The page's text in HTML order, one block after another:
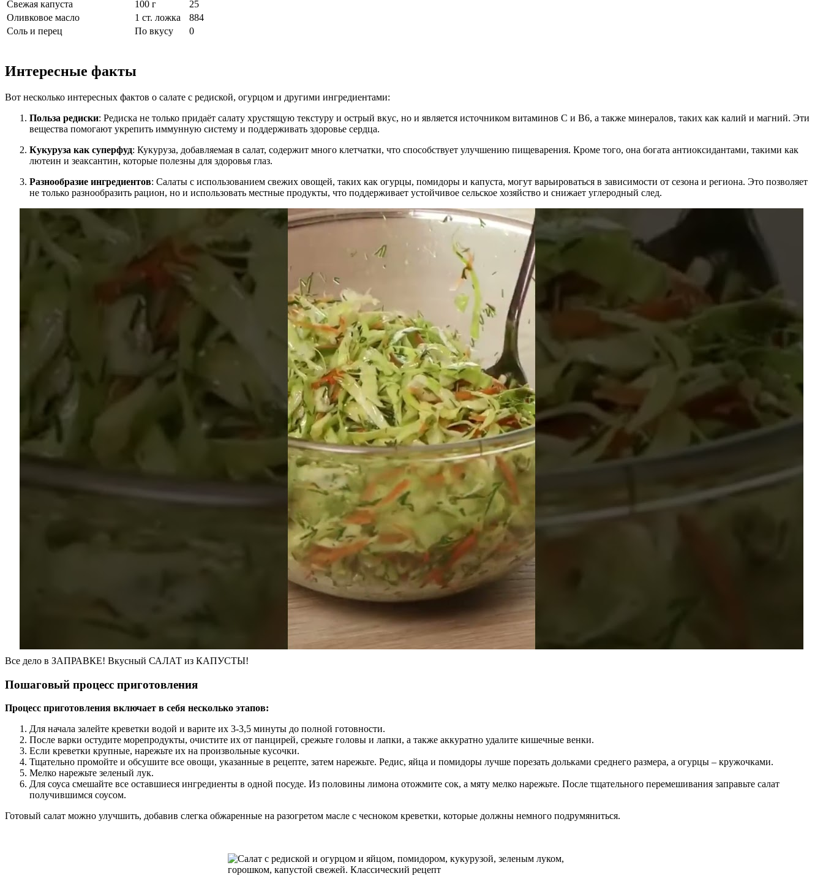
Свежая капуста
100 г
25
Оливковое масло
1 ст. ложка
884
Соль и перец
По вкусу 0
Интересные факты
Вот несколько интересных фактов о салате с редиской, огурцом и другими ингредиентами:
Польза редиски: Редиска не только придаёт салату хрустящую текстуру и острый вкус, но и является источником витаминов C и B6, а также минералов, таких как калий и магний. Эти
вещества помогают укрепить иммунную систему и поддерживать здоровье сердца.
Кукуруза как суперфуд: Кукуруза, добавляемая в салат, содержит много клетчатки, что способствует улучшению пищеварения. Кроме того, она богата антиоксидантами, такими как
лютеин и зеаксантин, которые полезны для здоровья глаз.
Разнообразие ингредиентов: Салаты с использованием свежих овощей, таких как огурцы, помидоры и капуста, могут варьироваться в зависимости от сезона и региона. Это позволяет
не только разнообразить рацион, но и использовать местные продукты, что поддерживает устойчивое сельское хозяйство и снижает углеродный след.
Все дело в ЗАПРАВКЕ! Вкусный САЛАТ из КАПУСТЫ!
Пошаговый процесс приготовления
Процесс приготовления включает в себя несколько этапов:
Для начала залейте креветки водой и варите их 3-3,5 минуты до полной готовности.
После варки остудите морепродукты, очистите их от панцирей, срежьте головы и лапки, а также аккуратно удалите кишечные венки.
Если креветки крупные, нарежьте их на произвольные кусочки.
Тщательно промойте и обсушите все овощи, указанные в рецепте, затем нарежьте. Редис, яйца и помидоры лучше порезать дольками среднего размера, а огурцы – кружочками.
Мелко нарежьте зеленый лук.
Для соуса смешайте все оставшиеся ингредиенты в одной посуде. Из половины лимона отожмите сок, а мяту мелко нарежьте. После тщательного перемешивания заправьте салат
получившимся соусом.
Готовый салат можно улучшить, добавив слегка обжаренные на разогретом масле с чесноком креветки, которые должны немного подрумяниться.